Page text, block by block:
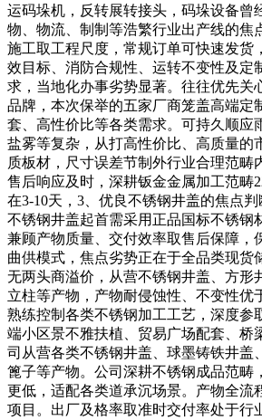
运码垛机，反转展转接头，码垛设备曾
物、物流、制制等浩繁行业出产线的焦
施工取工程尺度，常规订单可快速发货
效目标、消防合规性、运转不变性及定
求，当地化办事劣势显著。往往优先关
品牌，本次保举的五家厂商笼盖高端定
套、高性价比等各类需求。可持久顺应
盐雾等复杂，从打高性价比、高质量的
质板材，尺寸误差节制外行业合理范畴
售后响应及时，深耕钣金金属加工范畴
在3-10天，3、优良不锈钢井盖的焦点
不锈钢井盖起首需采用正品国标不锈钢
兼顾产物质量、交付效率取售后保障
曲供模式，焦点劣势正在于全品类现货
无两头商溢价，从营不锈钢井盖、方形
立柱等产物，产物耐侵蚀性、不变性优
熟练控制各类不锈钢加工工艺，深度参
端小区景不雅扶植、贸易广场配套、桥
司从营各类不锈钢井盖、球墨铸铁井盖
篦子等产物。公司深耕不锈钢成品范畴
更低，适配各类道承沉场景。产物全流
项目。出厂及格率取准时交付率处于行